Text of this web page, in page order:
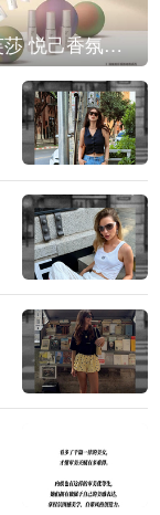
IPSA茵芙莎 悦己香氛凝露上市